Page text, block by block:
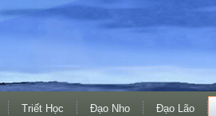
Triết Học Đạo Nho Đạo Lão